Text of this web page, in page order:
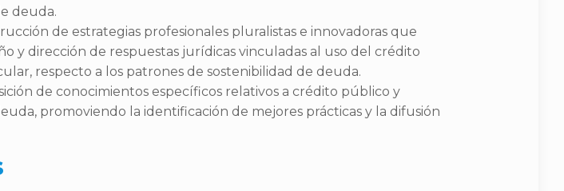
deuda.
de estrategias profesionales pluralistas e innovadoras que
y dirección de respuestas jurídicas vinculadas al uso del crédito
respecto a los patrones de sostenibilidad de deuda.
de conocimientos específicos relativos a crédito público y
promoviendo la identificación de mejores prácticas y la difusión